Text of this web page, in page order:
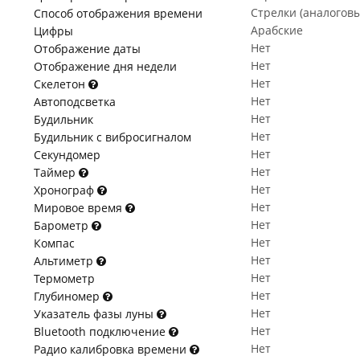
Способ отображения времени
Стрелки
Цифры
Арабские
Отображение даты
Нет
Отображение дня недели
Нет
Скелетон
Нет
Автоподсветка
Нет
Будильник
Нет
Будильник с вибросигналом
Нет
Секундомер
Нет
Таймер
Нет
Хронограф
Нет
Мировое время
Нет
Барометр
Нет
Компас
Нет
Альтиметр
Нет
Термометр
Нет
Глубиномер
Нет
Указатель фазы луны
Нет
Bluetooth подключение
Нет
Радио калибровка времени
Нет